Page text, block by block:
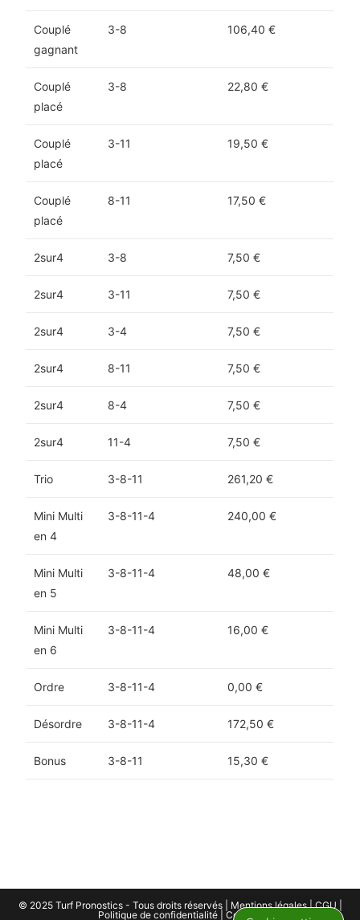
Couplé
gagnant
3-8 106,40 €
Couplé
placé
3-8 22,80 €
Couplé
placé
3-11 19,50 €
Couplé
placé
8-11 17,50 €
2sur4 3-8 7,50 €
2sur4 3-11 7,50 €
2sur4 3-4 7,50 €
2sur4 8-11 7,50 €
2sur4 8-4 7,50 €
2sur4 11-4 7,50 €
Trio 3-8-11 261,20 €
Mini Multi
en 4
3-8-11-4 240,00 €
Mini Multi
en 5
3-8-11-4 48,00 €
Mini Multi
en 6
3-8-11-4 16,00 €
Ordre 3-8-11-4 0,00 €
Désordre 3-8-11-4 172,50 €
Bonus 3-8-11 15,30 €
© 2025 Turf Pronostics - Tous droits réservés | Mentions légales|CGU|
Politique de confidentialité| Cookies